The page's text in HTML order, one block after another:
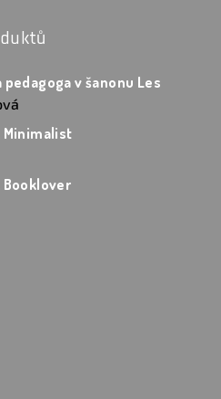
v šanonu Les
z 5 hvězdiček.
z 5 hvězdiček.
z 5 hvězdiček.